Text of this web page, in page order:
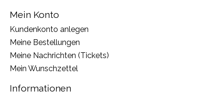
Mein Konto
Kundenkonto anlegen
Meine Bestellungen
Meine Nachrichten (Tickets)
Mein Wunschzettel
Informationen